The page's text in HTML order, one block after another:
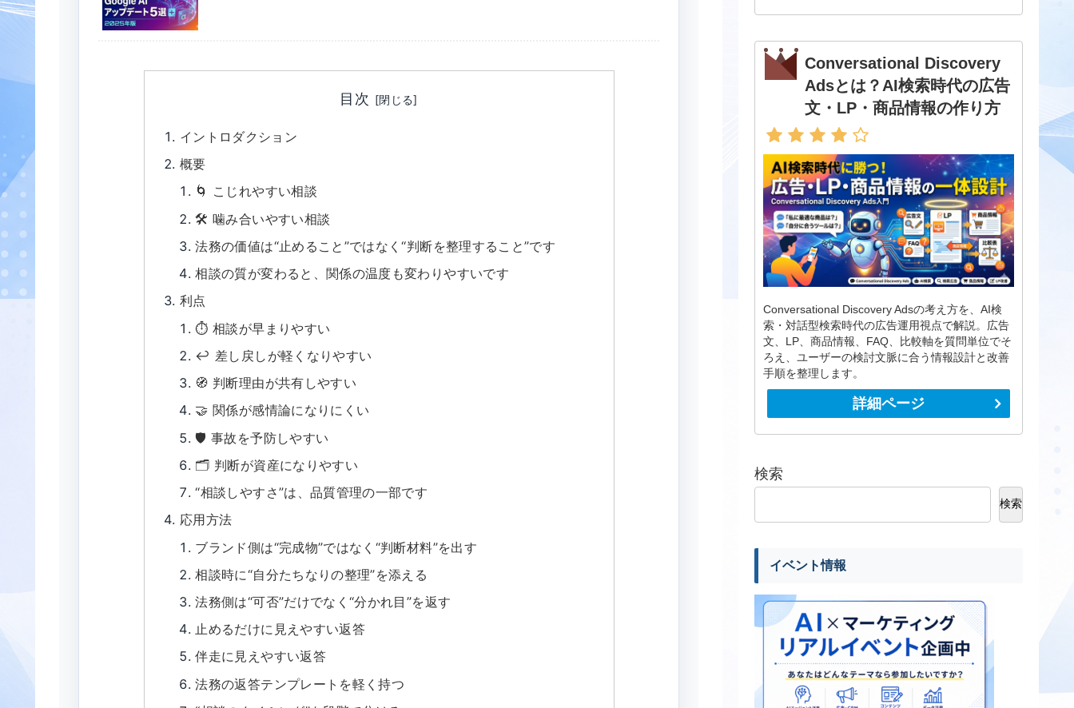
目次
イントロダクション
概要
🌀 こじれやすい相談
🛠 噛み合いやすい相談
法務の価値は“止めること”ではなく“判断を整理すること”です
相談の質が変わると、関係の温度も変わりやすいです
利点
⏱ 相談が早まりやすい
↩️ 差し戻しが軽くなりやすい
🧭 判断理由が共有しやすい
🤝 関係が感情論になりにくい
🛡 事故を予防しやすい
🗂 判断が資産になりやすい
“相談しやすさ”は、品質管理の一部です
応用方法
ブランド側は“完成物”ではなく“判断材料”を出す
相談時に“自分たちなりの整理”を添える
法務側は“可否”だけでなく“分かれ目”を返す
止めるだけに見えやすい返答
伴走に見えやすい返答
法務の返答テンプレートを軽く持つ
Conversational Discovery
Adsとは？AI検索時代の広告
文・LP・商品情報の作り方
Conversational Discovery Adsの考え方を、AI検
索・対話型検索時代の広告運用視点で解説。広告
文、LP、商品情報、FAQ、比較軸を質問単位でそ
ろえ、ユーザーの検討文脈に合う情報設計と改善
手順を整理します。
詳細ページ
検索
検索
イベント情報